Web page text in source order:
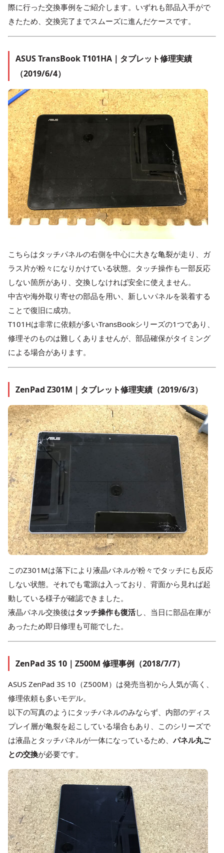
際に行った交換事例をご紹介します。いずれも部品入手がで
きたため、交換完了までスムーズに進んだケースです。
ASUS TransBook T101HA｜タブレット修理実績
（2019/6/4）
こちらはタッチパネルの右側を中心に大きな亀裂が走り、ガ
ラス片が粉々になりかけている状態。タッチ操作も一部反応
しない箇所があり、交換しなければ安全に使えません。
中古や海外取り寄せの部品を用い、新しいパネルを装着する
ことで復旧に成功。
T101Hは非常に依頼が多いTransBookシリーズの1つであり、
修理そのものは難しくありませんが、部品確保がタイミング
による場合があります。
ZenPad Z301M｜タブレット修理実績（2019/6/3）
このZ301Mは落下により液晶パネルが粉々でタッチにも反応
しない状態。それでも電源は入っており、背面から見れば起
動している様子が確認できました。
液晶パネル交換後はタッチ操作も復活し、当日に部品在庫が
あったため即日修理も可能でした。
ZenPad 3S 10｜Z500M 修理事例（2018/7/7）
ASUS ZenPad 3S 10（Z500M）は発売当初から人気が高く、
修理依頼も多いモデル。
以下の写真のようにタッチパネルのみならず、内部のディス
プレイ層が亀裂を起こしている場合もあり、このシリーズで
は液晶とタッチパネルが一体になっているため、 パネル丸ご
との交換が必要です。